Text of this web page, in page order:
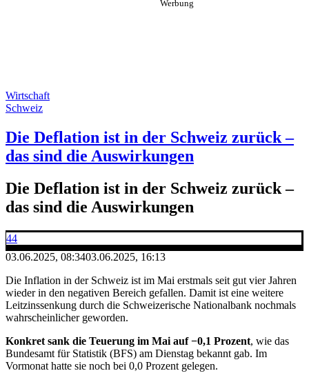
Wirtschaft
Schweiz
Die Deflation ist in der Schweiz zurück –
das sind die Auswirkungen
Die Deflation ist in der Schweiz zurück –
das sind die Auswirkungen
44
03.06.2025, 08:3403.06.2025, 16:13
Die Inflation in der Schweiz ist im Mai erstmals seit gut vier Jahren
wieder in den negativen Bereich gefallen. Damit ist eine weitere
Leitzinssenkung durch die Schweizerische Nationalbank nochmals
wahrscheinlicher geworden.
Konkret sank die Teuerung im Mai auf −0,1 Prozent, wie das
Bundesamt für Statistik (BFS) am Dienstag bekannt gab. Im
Vormonat hatte sie noch bei 0,0 Prozent gelegen.